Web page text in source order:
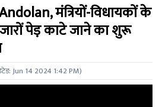
of madhya
and ministers
took to the
मंत्रियों-विधायकों के
पेड़ काटे जाने का शुरू
Jun 14 2024 1:42 PM)